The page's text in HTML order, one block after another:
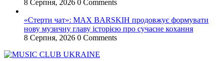
8 Серпня, 2026 0 Comments
«Стерти чат»: MAX BARSKIH продовжує формувати
нову музичну главу історією про сучасне кохання
8 Серпня, 2026 0 Comments